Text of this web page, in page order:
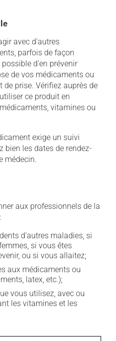
avec d'autres
parfois de façon
d'en prévenir
de vos médicaments ou
prise. Vérifiez auprès de
ce produit en
vitamines ou
exige un suivi
bien les dates de rendez-
médecin.
aux professionnels de la
d'autres maladies, si
si vous êtes
ou si vous allaitez;
aux médicaments ou
latex, etc.);
vous utilisez, avec ou
les vitamines et les